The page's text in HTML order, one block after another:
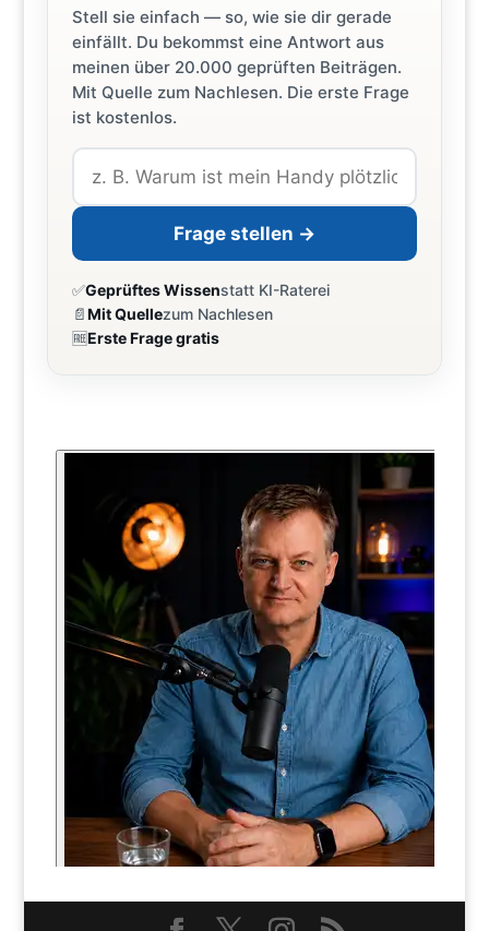
Stell sie einfach — so, wie sie dir gerade
einfällt. Du bekommst eine Antwort aus
meinen über 20.000 geprüften Beiträgen.
Mit Quelle zum Nachlesen. Die erste Frage
ist kostenlos.
Frage stellen →
✅Geprüftes Wissenstatt KI-Raterei
📄Mit Quellezum Nachlesen
🆓Erste Frage gratis